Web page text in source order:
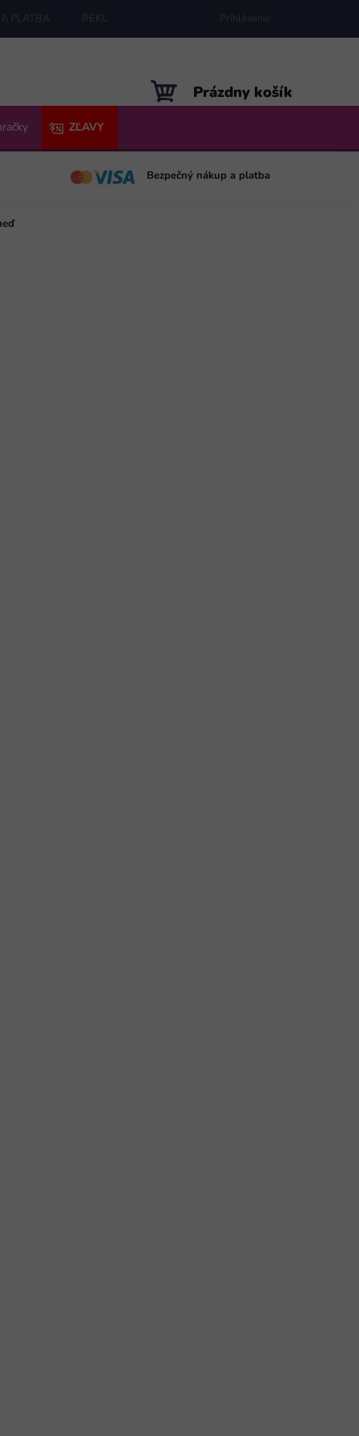
PLATBA REKLAMÁCIE MAPA SERVERU
Prihlásenie
NÁKUPNÝ
KOŠÍK
Prázdny košík
ZĽAVY
Bezpečný nákup a platba